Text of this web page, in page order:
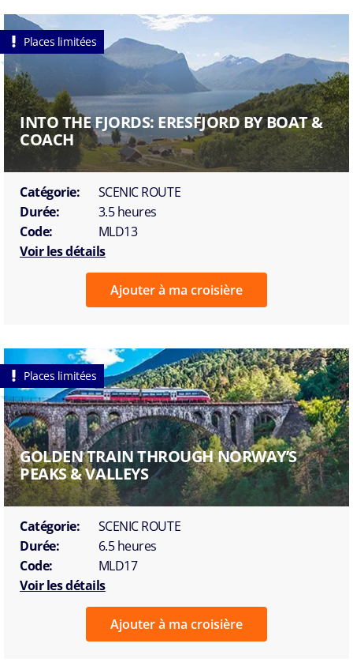
Places limitées
INTO THE FJORDS: ERESFJORD BY BOAT &
COACH
Catégorie:
SCENIC ROUTE
Durée:
3.5 heures
Code:
MLD13
Voir les détails
Ajouter à ma croisière
Places limitées
GOLDEN TRAIN THROUGH NORWAY’S
PEAKS & VALLEYS
Catégorie:
SCENIC ROUTE
Durée:
6.5 heures
Code:
MLD17
Voir les détails
Ajouter à ma croisière